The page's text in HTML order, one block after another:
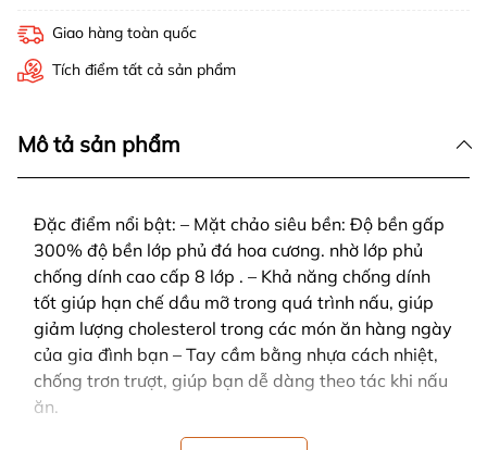
Giao hàng toàn quốc
Tích điểm tất cả sản phẩm
Mô tả sản phẩm
Đặc điểm nổi bật: – Mặt chảo siêu bền: Độ bền gấp
300% độ bền lớp phủ đá hoa cương. nhờ lớp phủ
chống dính cao cấp 8 lớp . – Khả năng chống dính
tốt giúp hạn chế dầu mỡ trong quá trình nấu, giúp
giảm lượng cholesterol trong các món ăn hàng ngày
của gia đình bạn – Tay cầm bằng nhựa cách nhiệt,
chống trơn trượt, giúp bạn dễ dàng theo tác khi nấu
ăn.